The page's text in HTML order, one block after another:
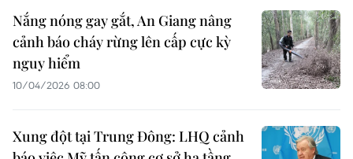
Nắng nóng gay gắt, An Giang nâng
cảnh báo cháy rừng lên cấp cực kỳ
nguy hiểm
10/04/2026 08:00
Xung đột tại Trung Đông: LHQ cảnh